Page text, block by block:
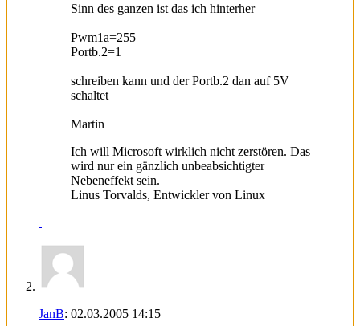
Sinn des ganzen ist das ich hinterher
Pwm1a=255
Portb.2=1
schreiben kann und der Portb.2 dan auf 5V
schaltet
Martin
Ich will Microsoft wirklich nicht zerstören. Das
wird nur ein gänzlich unbeabsichtigter
Nebeneffekt sein.
Linus Torvalds, Entwickler von Linux
JanB: 02.03.2005 14:15